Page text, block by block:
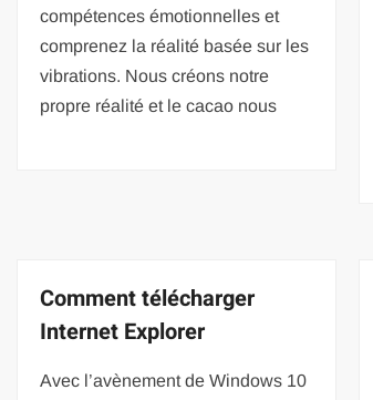
compétences émotionnelles et
comprenez la réalité basée sur les
vibrations. Nous créons notre
propre réalité et le cacao nous
Comment télécharger
Internet Explorer
Avec l’avènement de Windows 10